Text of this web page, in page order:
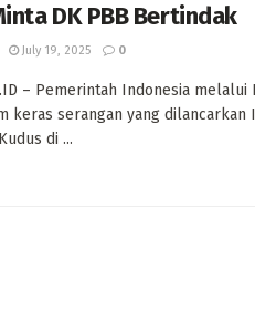
DK PBB Bertindak
July 19, 2025 0
– Pemerintah Indonesia
keras serangan yang dilancarkan
di ...